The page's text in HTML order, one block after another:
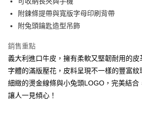
悠遊付
大哥付你分期
相關說明
1.本服務由台灣大哥大提供，台灣大哥大用戶可
2.付款方式選擇「大哥付你分期」，訂單成立後會
流程，驗證手機門號後，選擇欲分期的期數、繳
成交易。
3.實際核准額度、可分期數及費用金額請依後續交
AFTEE先享後付
相關說明
【關於「AFTEE先享後付」】
AFTEE先享後付是「在收到商品之後才付款」的
便利好安心！
附鍊條提帶與寬版字母印刷背帶
附兔頭鑰匙造型吊飾
銷售重點
義大利進口牛皮，擁有柔軟又堅韌耐用的皮
字體的滿版壓花，皮料呈現不一樣的豐富紋
細緻的燙金線條與小兔頭LOGO，完美結合
讓人一見傾心！